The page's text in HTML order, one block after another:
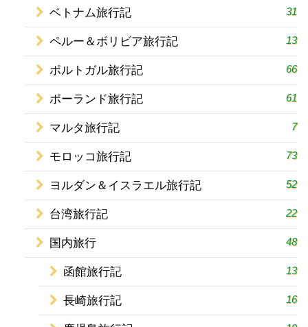
ベトナム旅行記 31
ペルー＆ボリビア旅行記 13
ポルトガル旅行記 66
ポーランド旅行記 61
マルタ旅行記 7
モロッコ旅行記 73
ヨルダン＆イスラエル旅行記 52
台湾旅行記 22
国内旅行 48
函館旅行記 13
長崎旅行記 16